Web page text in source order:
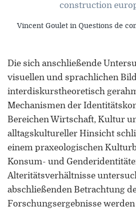
construction
Vincent Goulet in Questions de
Die sich anschließende
visuellen und sprachlichen
interdiskurstheoretisch
Mechanismen der
Bereichen Wirtschaft, Kultur
alltagskultureller Hinsicht
einem praxeologischen
Konsum- und
Alteritätsverhältnisse
abschließenden Betrachtung
Forschungsergebnisse